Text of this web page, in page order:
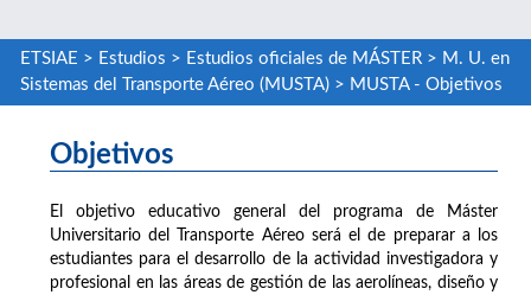
ETSIAE > Estudios > Estudios oficiales de MÁSTER> M. U. en
Sistemas del Transporte Aéreo (MUSTA)> MUSTA - Objetivos
Objetivos
El objetivo educativo general del programa de Máster
Universitario del Transporte Aéreo será el de preparar a los
estudiantes para el desarrollo de la actividad investigadora y
profesional en las áreas de gestión de las aerolíneas, diseño y